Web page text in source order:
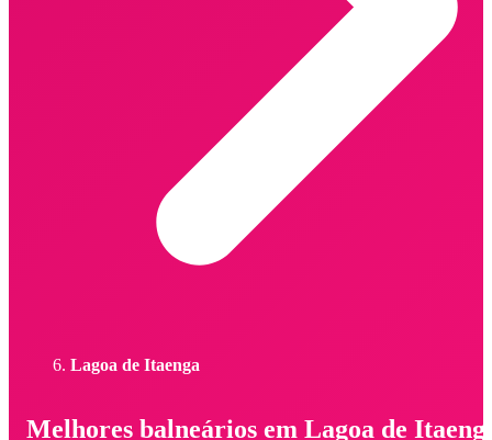
Lagoa de Itaenga
Melhores balneários em Lagoa de